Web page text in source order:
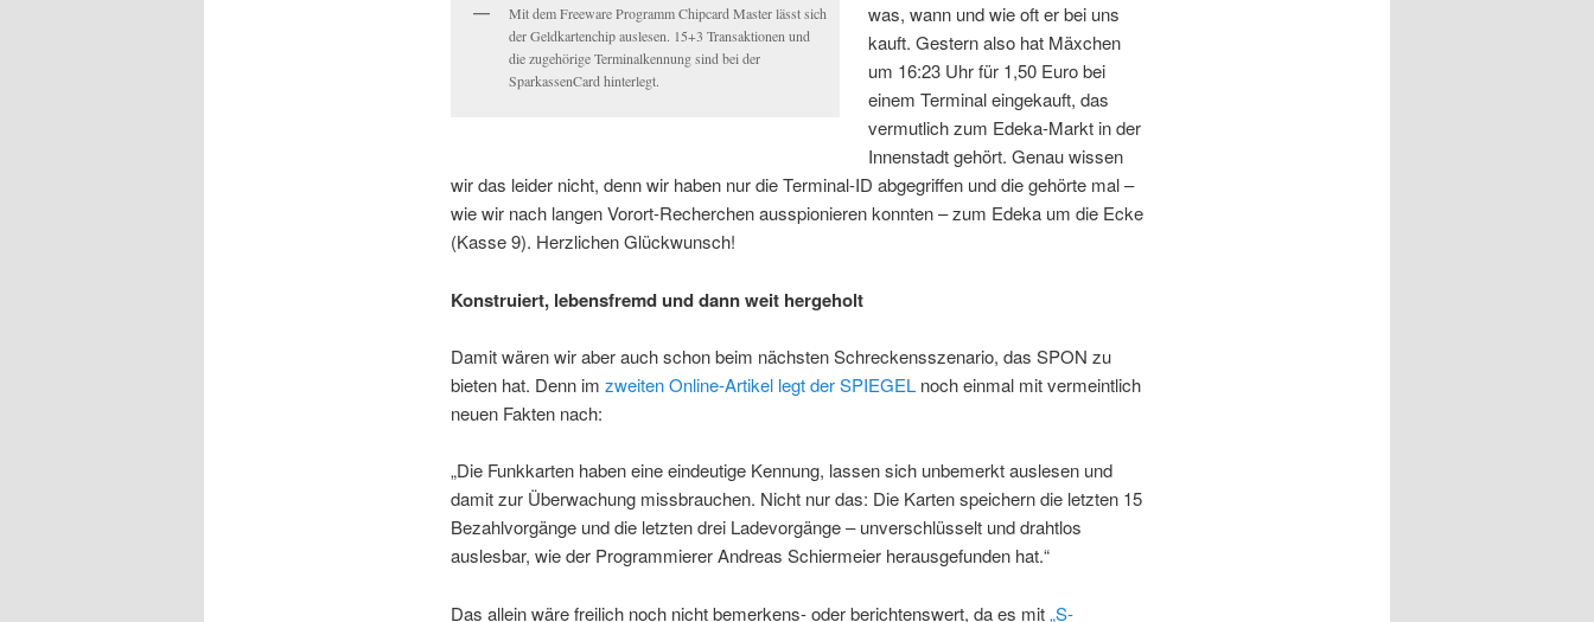
Mit dem Freeware Programm Chipcard Master lässt sich
der Geldkartenchip auslesen. 15+3 Transaktionen und
die zugehörige Terminalkennung sind bei der
SparkassenCard hinterlegt.
was, wann und wie oft er bei uns
kauft. Gestern also hat Mäxchen
um 16:23 Uhr für 1,50 Euro bei
einem Terminal eingekauft, das
vermutlich zum Edeka-Markt in der
Innenstadt gehört. Genau wissen
wir das leider nicht, denn wir haben nur die Terminal-ID abgegriffen und die gehörte mal –
wie wir nach langen Vorort-Recherchen ausspionieren konnten – zum Edeka um die Ecke
(Kasse 9). Herzlichen Glückwunsch!
Konstruiert, lebensfremd und dann weit hergeholt
Damit wären wir aber auch schon beim nächsten Schreckensszenario, das SPON zu
bieten hat. Denn im zweiten Online-Artikel legt der SPIEGELnoch einmal mit vermeintlich
neuen Fakten nach:
„Die Funkkarten haben eine eindeutige Kennung, lassen sich unbemerkt auslesen und
damit zur Überwachung missbrauchen. Nicht nur das: Die Karten speichern die letzten 15
Bezahlvorgänge und die letzten drei Ladevorgänge – unverschlüsselt und drahtlos
auslesbar, wie der Programmierer Andreas Schiermeier herausgefunden hat.“
Das allein wäre freilich noch nicht bemerkens- oder berichtenswert, da es mit„S-